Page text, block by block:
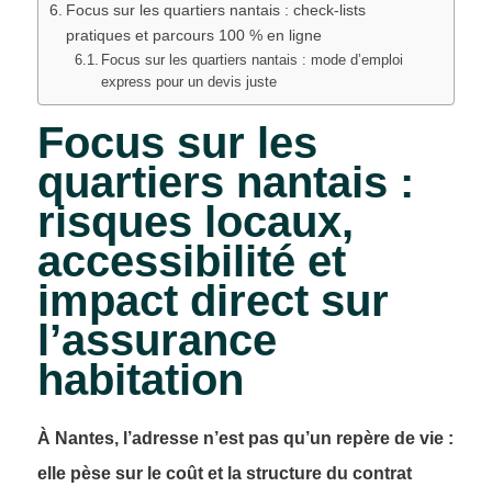
Focus sur les quartiers nantais : check-lists
pratiques et parcours 100 % en ligne
Focus sur les quartiers nantais : mode d’emploi
express pour un devis juste
Focus sur les
quartiers nantais :
risques locaux,
accessibilité et
impact direct sur
l’assurance
habitation
À Nantes, l’adresse n’est pas qu’un repère de vie :
elle pèse sur le coût et la structure du contrat